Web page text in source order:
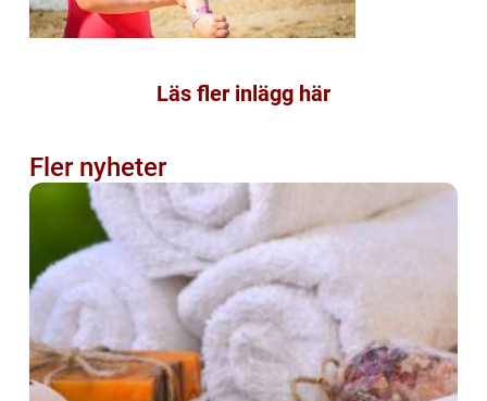
Läs fler inlägg här
Fler nyheter